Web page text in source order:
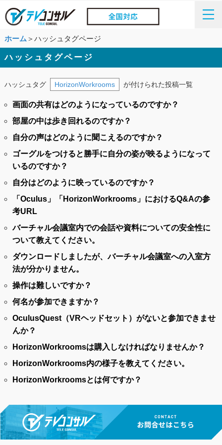
ホーム ＞ハッシュタグページ
ハッシュタグページ
ハッシュタグ HorizonWorkrooms が付けられた投稿一覧
画面の共有はどのようになっているのですか？
部屋の中は歩き回れるのですか？
自分の声はどのように聞こえるのですか？
ゴーグルをつけると勝手に自分の姿が映るようになって
いるのですか？
自分はどのように映っているのですか？
「Oculus」「HorizonWorkrooms」におけるQ&Aの参
考URL
バーチャル会議室内での会話や資料についての安全性に
ついて教えてください。
ダウンロードしましたが、バーチャル会議室への入室方
法が分かりません。
操作は難しいですか？
何名が参加できますか？
OculusQuest（VRヘッドセット）がないと参加できませ
んか？
HorizonWorkroomsは購入しなければなりませんか？
HorizonWorkrooms内の様子を教えてください。
HorizonWorkroomsとは何ですか？